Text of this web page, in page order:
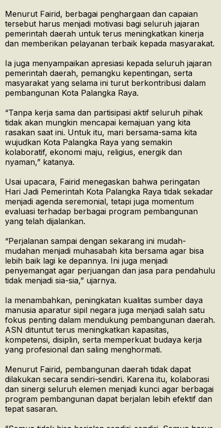
Menurut Fairid, berbagai penghargaan dan capaian
tersebut harus menjadi motivasi bagi seluruh jajaran
pemerintah daerah untuk terus meningkatkan kinerja
dan memberikan pelayanan terbaik kepada masyarakat.
Ia juga menyampaikan apresiasi kepada seluruh jajaran
pemerintah daerah, pemangku kepentingan, serta
masyarakat yang selama ini turut berkontribusi dalam
pembangunan Kota Palangka Raya.
“Tanpa kerja sama dan partisipasi aktif seluruh pihak
tidak akan mungkin mencapai kemajuan yang kita
rasakan saat ini. Untuk itu, mari bersama-sama kita
wujudkan Kota Palangka Raya yang semakin
kolaboratif, ekonomi maju, religius, energik dan
nyaman,” katanya.
Usai upacara, Fairid menegaskan bahwa peringatan
Hari Jadi Pemerintah Kota Palangka Raya tidak sekadar
menjadi agenda seremonial, tetapi juga momentum
evaluasi terhadap berbagai program pembangunan
yang telah dijalankan.
“Perjalanan sampai dengan sekarang ini mudah-
mudahan menjadi muhasabah kita bersama agar bisa
lebih baik lagi ke depannya. Ini juga menjadi
penyemangat agar perjuangan dan jasa para pendahulu
tidak menjadi sia-sia,” ujarnya.
Ia menambahkan, peningkatan kualitas sumber daya
manusia aparatur sipil negara juga menjadi salah satu
fokus penting dalam mendukung pembangunan daerah.
ASN dituntut terus meningkatkan kapasitas,
kompetensi, disiplin, serta memperkuat budaya kerja
yang profesional dan saling menghormati.
Menurut Fairid, pembangunan daerah tidak dapat
dilakukan secara sendiri-sendiri. Karena itu, kolaborasi
dan sinergi seluruh elemen menjadi kunci agar berbagai
program pembangunan dapat berjalan lebih efektif dan
tepat sasaran.